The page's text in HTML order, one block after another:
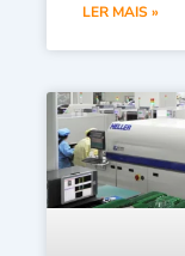
LER MAIS »